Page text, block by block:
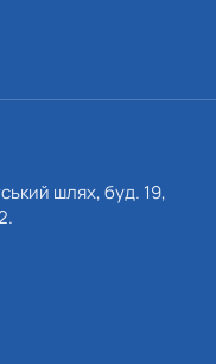
шлях, буд. 19,